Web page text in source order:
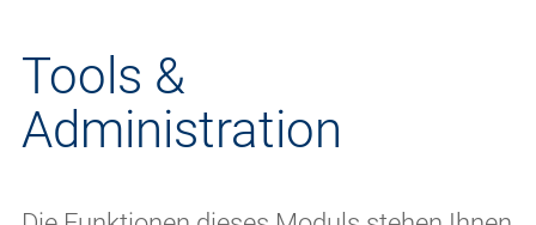
Tools &
Administration